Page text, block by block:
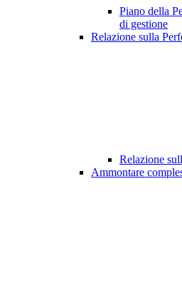
Piano della
di gestione
Relazione sulla
Relazione
Ammontare